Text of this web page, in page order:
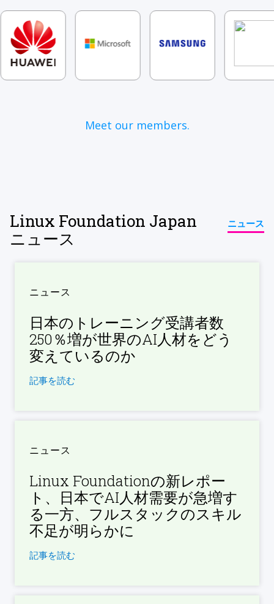
Meet our members.
Linux Foundation Japan
ニュース
ニュース
ニュース
日本のトレーニング受講者数
250％増が世界のAI人材をどう
変えているのか
記事を読む
ニュース
Linux Foundationの新レポー
ト、日本でAI人材需要が急増す
る一方、フルスタックのスキル
不足が明らかに
記事を読む